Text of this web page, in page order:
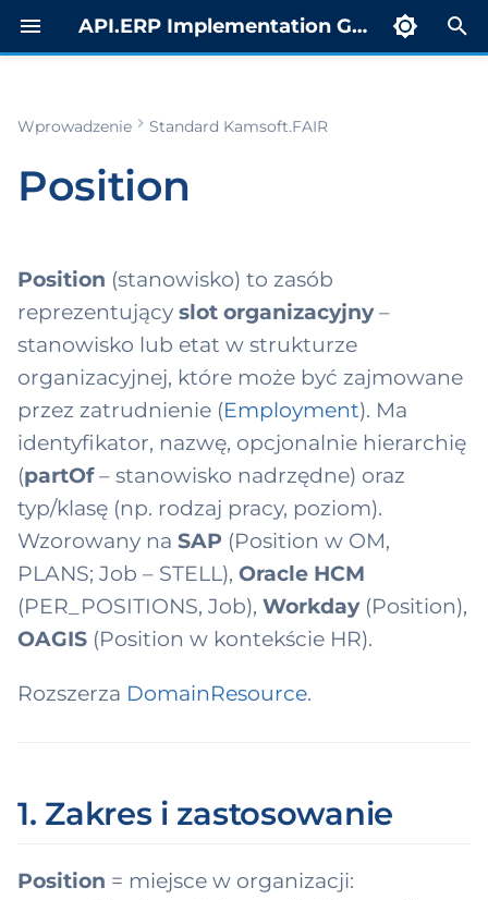
API.ERP Implementation Guide
i
j
p
i
s
a
ć
,
a
b
s
z
ERP
to-Pay i
(Invoice)
produktu
level cost
report
żądaniowy
rozgłoszeniowy
notyfikacyjny
raportowy
dla
(APIM)
domen
domeny → 9
MP
Przykłady XML
Scenariusz
skierowania
Scenariusz
orzeczenia
Wprowadzenie Standard Kamsoft.FAIR
Position
Position (stanowisko) to zasób
reprezentujący slot organizacyjny–
stanowisko lub etat w strukturze
organizacyjnej, które może być zajmowane
przez zatrudnienie (Employment). Ma
identyfikator, nazwę, opcjonalnie hierarchię
(partOf– stanowisko nadrzędne) oraz
typ/klasę (np. rodzaj pracy, poziom).
Wzorowany na SAP (Position w OM,
PLANS; Job – STELL), Oracle HCM
(PER_POSITIONS, Job), Workday(Position),
OAGIS (Position w kontekście HR).
Rozszerza DomainResource.
1. Zakres i zastosowanie
Position = miejsce w organizacji: